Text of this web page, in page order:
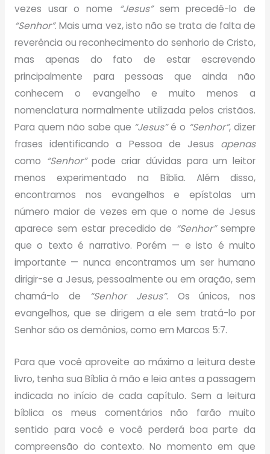
vezes usar o nome “Jesus”sem precedê-lo de
“Senhor”. Mais uma vez, isto não se trata de falta de
reverência ou reconhecimento do senhorio de Cristo,
mas apenas do fato de estar escrevendo
principalmente para pessoas que ainda não
conhecem o evangelho e muito menos a
nomenclatura normalmente utilizada pelos cristãos.
Para quem não sabe que “Jesus”é o “Senhor”, dizer
frases identificando a Pessoa de Jesus apenas
como “Senhor”pode criar dúvidas para um leitor
menos experimentado na Bíblia. Além disso,
encontramos nos evangelhos e epístolas um
número maior de vezes em que o nome de Jesus
aparece sem estar precedido de “Senhor”sempre
que o texto é narrativo. Porém — e isto é muito
importante — nunca encontramos um ser humano
dirigir-se a Jesus, pessoalmente ou em oração, sem
chamá-lo de “Senhor Jesus”. Os únicos, nos
evangelhos, que se dirigem a ele sem tratá-lo por
Senhor são os demônios, como em Marcos 5:7.
Para que você aproveite ao máximo a leitura deste
livro, tenha sua Bíblia à mão e leia antes a passagem
indicada no início de cada capítulo. Sem a leitura
bíblica os meus comentários não farão muito
sentido para você e você perderá boa parte da
compreensão do contexto. No momento em que